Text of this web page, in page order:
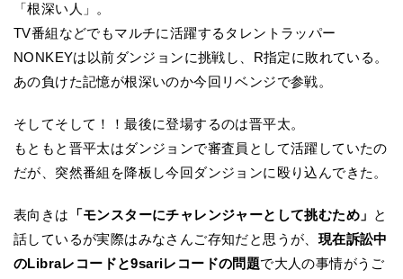
「根深い人」。
TV番組などでもマルチに活躍するタレントラッパー
NONKEYは以前ダンジョンに挑戦し、R指定に敗れている。
あの負けた記憶が根深いのか今回リベンジで参戦。
そしてそして！！最後に登場するのは晋平太。
もともと晋平太はダンジョンで審査員として活躍していたの
だが、突然番組を降板し今回ダンジョンに殴り込んできた。
表向きは 「モンスターにチャレンジャーとして挑むため」 と
話しているが実際はみなさんご存知だと思うが、 現在訴訟中
のLibraレコードと9sariレコードの問題で大人の事情がうご